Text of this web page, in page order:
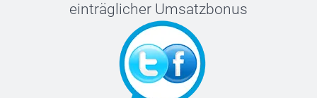
einträglicher Umsatzbonus